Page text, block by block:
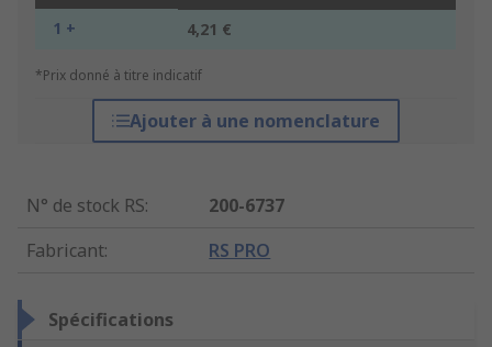
1 + 4,21 €
*Prix donné à titre indicatif
Ajouter à une nomenclature
N° de stock RS:
200-6737
Fabricant: RS PRO
Spécifications